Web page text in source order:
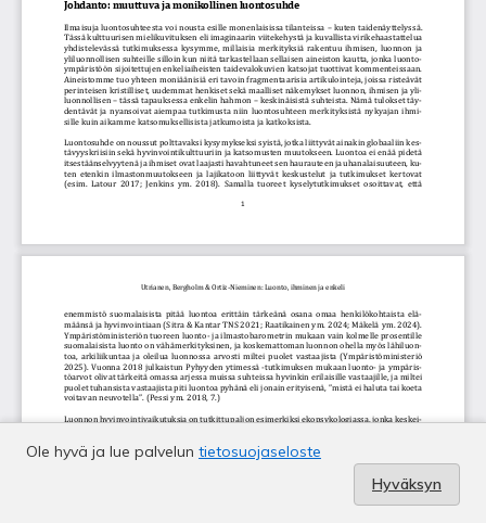
Ole hyvä ja lue palvelun tietosuojaseloste
Hyväksyn